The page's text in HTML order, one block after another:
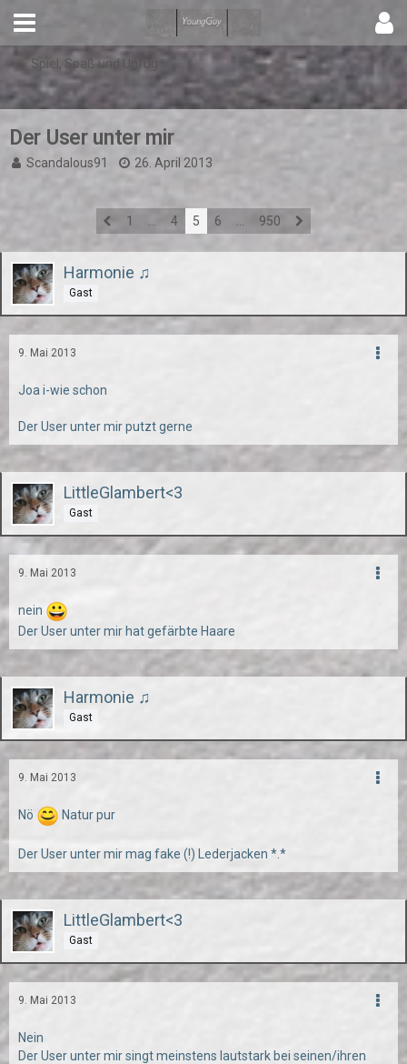
Spiel, Spaß und Unfug
Der User unter mir
Scandalous91 26. April 2013
1 4 5 6 950
Harmonie ♫
Gast
9. Mai 2013
Joa i-wie schon
Der User unter mir putzt gerne
LittleGlambert<3
Gast
9. Mai 2013
nein
Der User unter mir hat gefärbte Haare
Harmonie ♫
Gast
9. Mai 2013
Nö Natur pur
Der User unter mir mag fake (!) Lederjacken *.*
LittleGlambert<3
Gast
9. Mai 2013
Nein
Der User unter mir singt meinstens lautstark bei seinen/ihren